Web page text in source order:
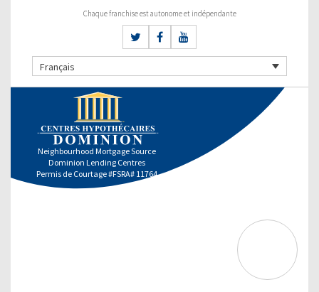
Chaque franchise est autonome et indépendante
Français
Neighbourhood Mortgage Source
Dominion Lending Centres
Permis de Courtage #FSRA# 11764